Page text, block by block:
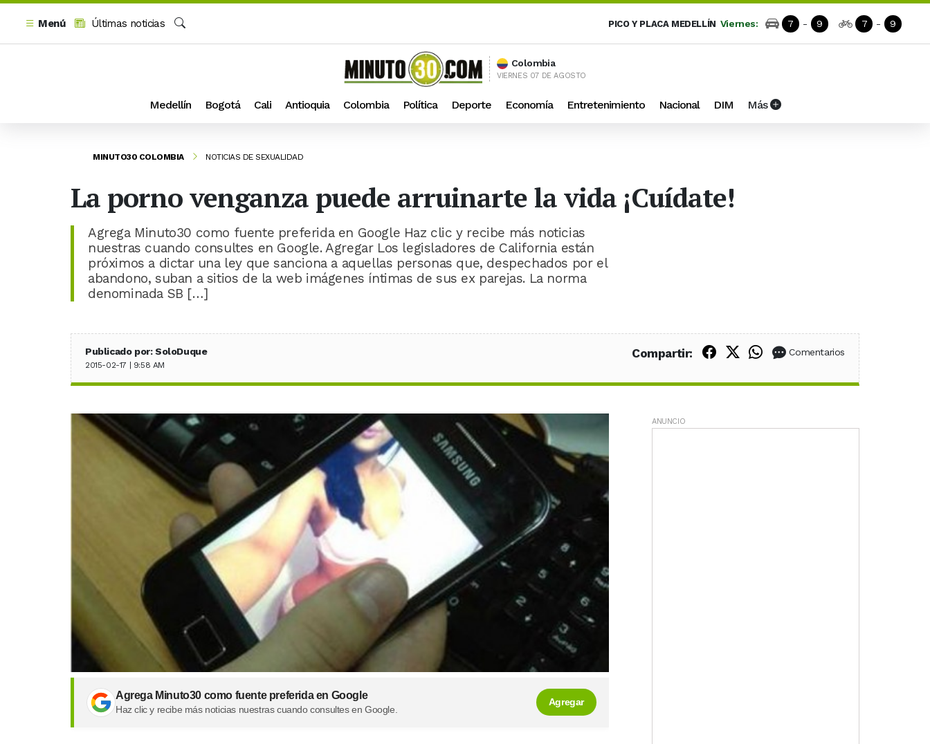
Menú
Últimas noticias
PICO Y PLACA MEDELLÍN Viernes: 7 - 9 7 - 9
Colombia
VIERNES 07 DE AGOSTO
Medellín Bogotá Cali Antioquia Colombia Política Deporte Economía Entretenimiento Nacional DIM Más
MINUTO30 COLOMBIA NOTICIAS DE SEXUALIDAD
La porno venganza puede arruinarte la vida ¡Cuídate!
Agrega Minuto30 como fuente preferida en Google Haz clic y recibe más noticias
nuestras cuando consultes en Google. Agregar Los legisladores de California están
próximos a dictar una ley que sanciona a aquellas personas que, despechados por el
abandono, suban a sitios de la web imágenes íntimas de sus ex parejas. La norma
denominada SB […]
Publicado por: SoloDuque
2015-02-17 | 9:58 AM
Compartir: Compartir en Facebook
Compartir en X (Twitter)
Compartir en WhatsApp
Comentarios
Agrega Minuto30 como fuente preferida en Google
Haz clic y recibe más noticias nuestras cuando consultes en Google.
Agregar
ANUNCIO